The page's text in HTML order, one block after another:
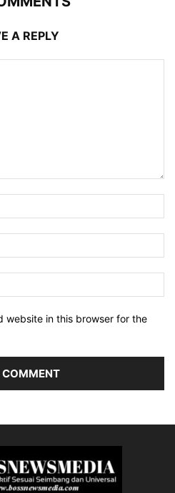
A REPLY
website in this browser for the